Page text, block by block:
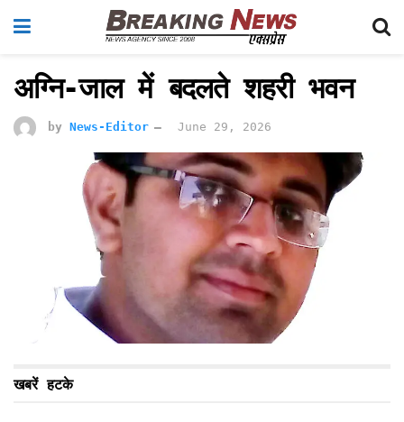
अग्नि-जाल में बदलते शहरी भवन
by News-Editor June 29, 2026
खबरें हटके